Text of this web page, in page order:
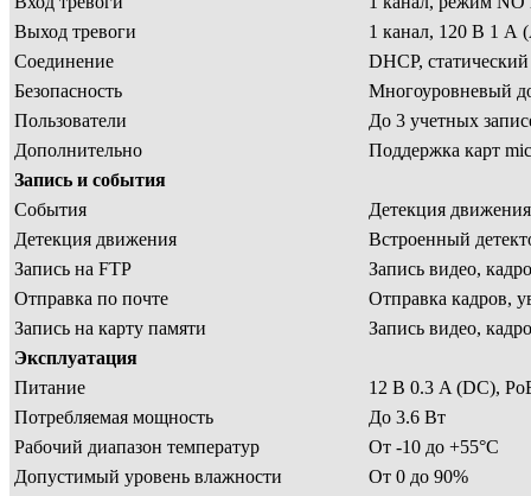
Выход тревоги
1 канал, 120 В 1 А
Соединение
DHCP, статический
Безопасность
Многоуровневый
Пользователи
До 3 учетных
Дополнительно
Поддержка карт
Запись и события
События
Детекция
Детекция движения
Встроенный
Запись на FTP
Запись видео,
Отправка по почте
Отправка кадров,
Запись на карту памяти
Запись видео,
Эксплуатация
Питание
12 В 0.3 A (DC),
Потребляемая мощность
До 3.6 Вт
Рабочий диапазон температур
От -10 до +55°С
Допустимый уровень влажности
От 0 до 90%